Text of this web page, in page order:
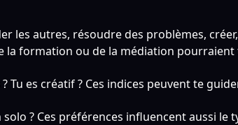
les autres, résoudre des problèmes,
la formation ou de la médiation pourraient
Tu es créatif ? Ces indices peuvent te
? Ces préférences influencent aussi le